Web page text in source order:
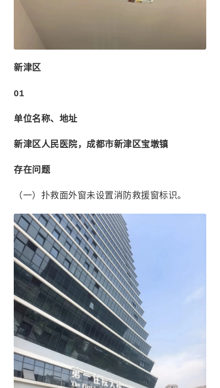
新津区
01
单位名称、地址
新津区人民医院，成都市新津区宝墩镇
存在问题
（一）扑救面外窗未设置消防救援窗标识。